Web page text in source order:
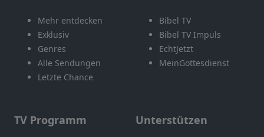
Mehr entdecken
Exklusiv
Genres
Alle Sendungen
Letzte Chance
Bibel TV
Bibel TV Impuls
EchtJetzt
MeinGottesdienst
TV Programm Unterstützen